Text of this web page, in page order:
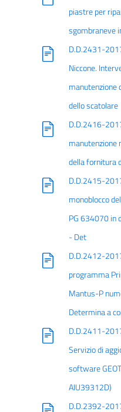
piastre per
sgombraneve
D.D.2431-
Niccone.
manutenzione
dello scatolare
D.D.2416-
manutenzione
della fornitura
D.D.2415-
monoblocco
PG 634070 in
- Det
D.D.2412-
programma
Mantus-P
Determina a
D.D.2411-
Servizio di
software
AIU39312D)
D.D.2392-